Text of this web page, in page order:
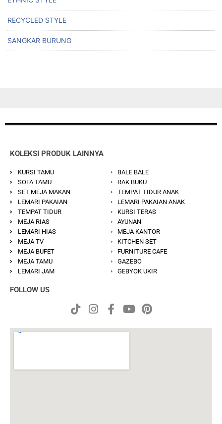
RECYCLED STYLE
SANGKAR BURUNG
KOLEKSI PRODUK LAINNYA
KURSI TAMU
SOFA TAMU
SET MEJA MAKAN
LEMARI PAKAIAN
TEMPAT TIDUR
MEJA RIAS
LEMARI HIAS
MEJA TV
MEJA BUFET
MEJA TAMU
LEMARI JAM
BALE BALE
RAK BUKU
TEMPAT TIDUR ANAK
LEMARI PAKAIAN ANAK
KURSI TERAS
AYUNAN
MEJA KANTOR
KITCHEN SET
FURNITURE CAFE
GAZEBO
GEBYOK UKIR
FOLLOW US